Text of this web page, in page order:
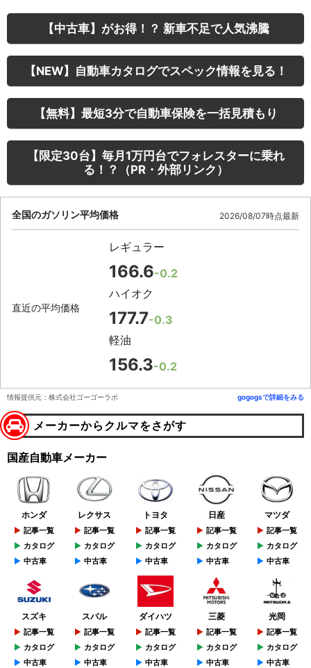
【中古車】がお得！？ 新車不足で人気沸騰
【NEW】自動車カタログでスペック情報を見る！
【無料】最短3分で自動車保険を一括見積もり
【限定30台】毎月1万円台でフォレスターに乗れ
る！？（PR・外部リンク）
全国のガソリン平均価格 2026/08/07時点最新
直近の平均価格
レギュラー
166.6-0.2
ハイオク
177.7-0.3
軽油
156.3-0.2
情報提供元：株式会社ゴーゴーラボ gogogsで詳細をみる
メーカーからクルマをさがす
国産自動車メーカー
ホンダ
記事一覧
カタログ
中古車
レクサス
記事一覧
カタログ
中古車
トヨタ
記事一覧
カタログ
中古車
日産
記事一覧
カタログ
中古車
マツダ
記事一覧
カタログ
中古車
スズキ
記事一覧
カタログ
中古車
スバル
記事一覧
カタログ
中古車
ダイハツ
記事一覧
カタログ
中古車
三菱
記事一覧
カタログ
中古車
光岡
記事一覧
カタログ
中古車